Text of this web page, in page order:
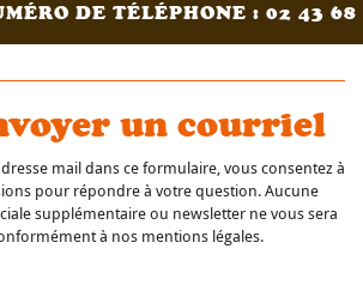
DE TÉLÉPHONE : 02 43
un courriel
mail dans ce formulaire, vous consentez à
pour répondre à votre question. Aucune
supplémentaire ou newsletter ne vous sera
à nos mentions légales.